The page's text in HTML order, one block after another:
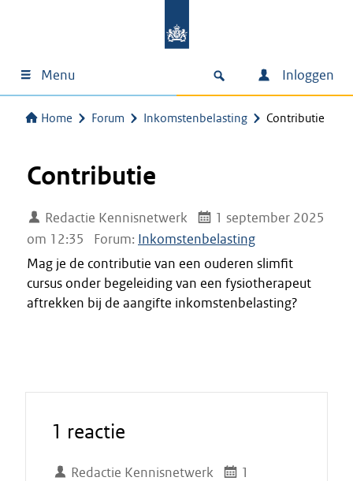
Menu Inloggen
Home Forum Inkomstenbelasting Contributie
Contributie
Redactie Kennisnetwerk
1 september 2025
om 12:35
Forum: Inkomstenbelasting
Mag je de contributie van een ouderen slimfit
cursus onder begeleiding van een fysiotherapeut
aftrekken bij de aangifte inkomstenbelasting?
1 reactie
Redactie Kennisnetwerk
1